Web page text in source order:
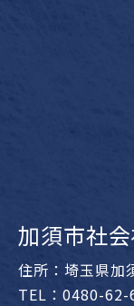
加須市社
住所：埼玉県加
TEL：0480-62-